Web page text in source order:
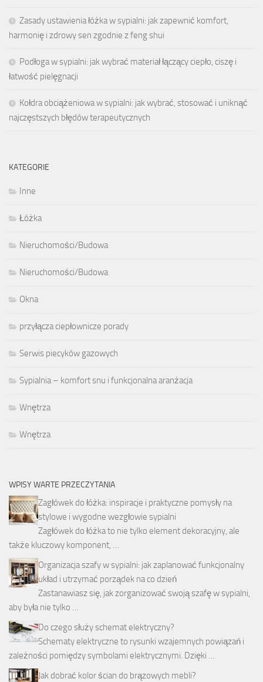
Zasady ustawienia łóżka w sypialni: jak zapewnić komfort,
harmonię i zdrowy sen zgodnie z feng shui
Podłoga w sypialni: jak wybrać materiał łączący ciepło, ciszę i
łatwość pielęgnacji
Kołdra obciążeniowa w sypialni: jak wybrać, stosować i uniknąć
najczęstszych błędów terapeutycznych
KATEGORIE
Inne
Łóżka
Nieruchomości/Budowa
Nieruchomości/Budowa
Okna
przyłącza ciepłownicze porady
Serwis piecyków gazowych
Sypialnia – komfort snu i funkcjonalna aranżacja
Wnętrza
Wnętrza
WPISY WARTE PRZECZYTANIA
Zagłówek do łóżka: inspiracje i praktyczne pomysły na
stylowe i wygodne wezgłowie sypialni
Zagłówek do łóżka to nie tylko element dekoracyjny, ale
także kluczowy komponent, …
Organizacja szafy w sypialni: jak zaplanować funkcjonalny
układ i utrzymać porządek na co dzień
Zastanawiasz się, jak zorganizować swoją szafę w sypialni,
aby była nie tylko …
Do czego służy schemat elektryczny?
Schematy elektryczne to rysunki wzajemnych powiązań i
zależności pomiędzy symbolami elektrycznymi. Dzięki …
Jak dobrać kolor ścian do brązowych mebli?